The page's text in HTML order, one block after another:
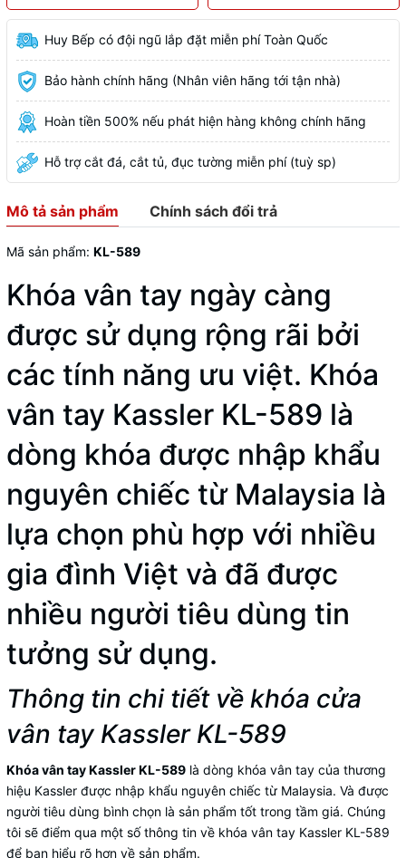
Huy Bếp có đội ngũ lắp đặt miễn phí Toàn Quốc
Bảo hành chính hãng (Nhân viên hãng tới tận nhà)
Hoàn tiền 500% nếu phát hiện hàng không chính hãng
Hỗ trợ cắt đá, cắt tủ, đục tường miễn phí (tuỳ sp)
Mô tả sản phẩm Chính sách đổi trả
Mã sản phẩm: KL-589
Khóa vân tay ngày càng
được sử dụng rộng rãi bởi
các tính năng ưu việt. Khóa
vân tay Kassler KL-589 là
dòng khóa được nhập khẩu
nguyên chiếc từ Malaysia là
lựa chọn phù hợp với nhiều
gia đình Việt và đã được
nhiều người tiêu dùng tin
tưởng sử dụng.
Thông tin chi tiết về khóa cửa
vân tay Kassler KL-589
Khóa vân tay Kassler KL-589 là dòng khóa vân tay của thương
hiệu Kassler được nhập khẩu nguyên chiếc từ Malaysia. Và được
người tiêu dùng bình chọn là sản phẩm tốt trong tầm giá. Chúng
tôi sẽ điểm qua một số thông tin về khóa vân tay Kassler KL-589
để bạn hiểu rõ hơn về sản phẩm.